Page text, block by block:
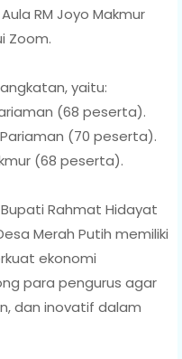
RM Joyo Makmur
Zoom.
yaitu:
(68 peserta).
(70 peserta).
(68 peserta).
Rahmat Hidayat
Merah Putih memiliki
ekonomi
para pengurus agar
dan inovatif dalam